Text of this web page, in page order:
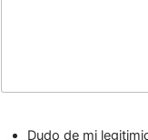
Dudo de mi